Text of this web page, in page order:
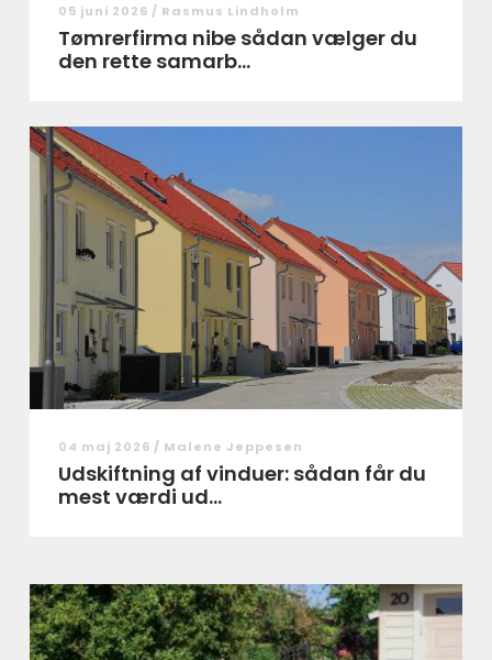
05 juni 2026 / Rasmus Lindholm
Tømrerfirma nibe sådan vælger du
den rette samarb...
04 maj 2026 / Malene Jeppesen
Udskiftning af vinduer: sådan får du
mest værdi ud...